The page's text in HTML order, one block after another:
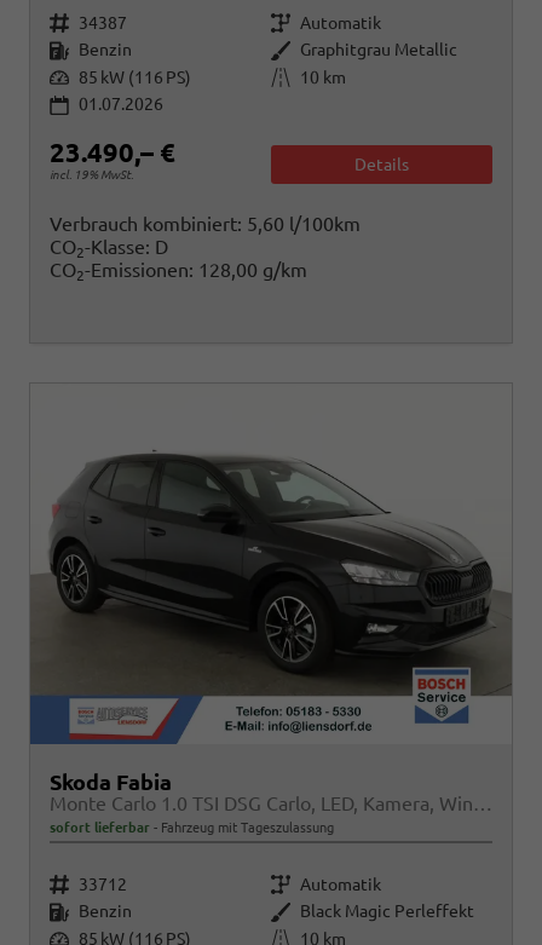
Fahrzeugnr. 34387 Getriebe Automatik
Kraftstoff Benzin Außenfarbe Graphitgrau Metallic
Leistung 85 kW (116 PS) Kilometerstand
10 km
01.07.2026
23.490,– €
incl. 19% MwSt.
Details
Verbrauch kombiniert: 5,60 l/100km
CO2-Klasse: D
CO2-Emissionen: 128,00 g/km
Skoda Fabia
Monte Carlo 1.0 TSI DSG Carlo, LED, Kamera, Winter, 4 J.-Garantie
sofort lieferbar Fahrzeug mit Tageszulassung
Fahrzeugnr. 33712 Getriebe Automatik
Kraftstoff Benzin Außenfarbe Black Magic Perleffekt
Leistung 85 kW (116 PS) Kilometerstand 10 km